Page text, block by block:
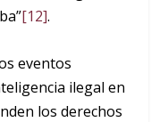
[12].
eventos
ilegal en
los derechos